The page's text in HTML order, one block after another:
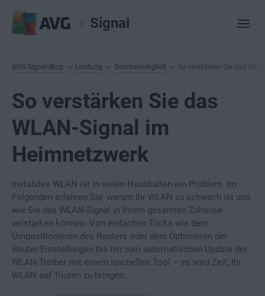
Signal
AVG Signal-Blog Leistung Geschwindigkeit So verstärken Sie das
So verstärken Sie das
WLAN-Signal im
Heimnetzwerk
Instabiles WLAN ist in vielen Haushalten ein Problem. Im
Folgenden erfahren Sie, warum Ihr WLAN zu schwach ist und
wie Sie das WLAN-Signal in Ihrem gesamten Zuhause
verstärken können. Von einfachen Tricks wie dem
Umpositionieren des Routers oder dem Optimieren der
Router-Einstellungen bis hin zum automatischen Update der
WLAN-Treiber mit einem speziellen Tool – es wird Zeit, Ihr
WLAN auf Touren zu bringen.